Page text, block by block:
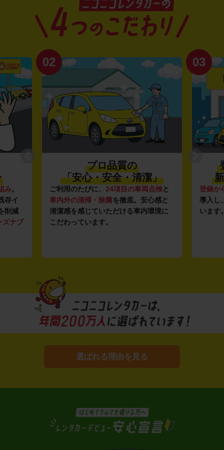
み。
存イ
削減
ズナブ
02
プロ品質の
「安心・安全・清潔」
ご利用のたびに、 24項目の車両点検と
車内外の清掃・除菌を徹底。安心感と
清潔感を感じていただける車内環境に
こだわっています。
03
登録か
導入し
います
選ばれる理由を見る